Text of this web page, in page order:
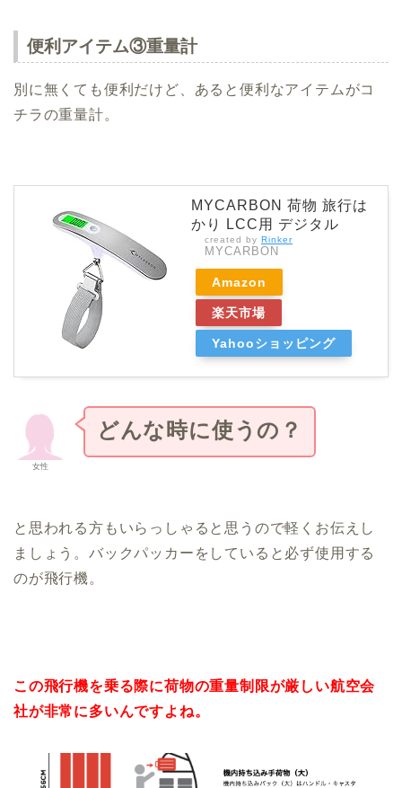
便利アイテム③重量計
別に無くても便利だけど、あると便利なアイテムがコ
チラの重量計。
MYCARBON 荷物 旅行は
かり LCC用 デジタル
created by Rinker
MYCARBON
Amazon
楽天市場
Yahooショッピング
女性
どんな時に使うの？
と思われる方もいらっしゃると思うので軽くお伝えし
ましょう。バックパッカーをしていると必ず使用する
のが飛行機。
この飛行機を乗る際に荷物の重量制限が厳しい航空会
社が非常に多いんですよね。